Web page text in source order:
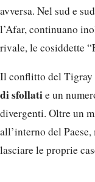
avversa. Nel sud e
l’Afar, continuano
rivale, le cosiddette
Il conflitto del Tigray
di sfollatie un
divergenti. Oltre un
all’interno del
lasciare le proprie